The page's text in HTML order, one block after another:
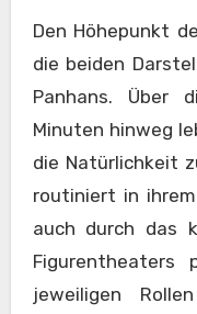
Den Höhepunkt
die beiden
Panhans. Über
Minuten hinweg
die Natürlichkeit
routiniert in
auch durch das
Figurentheaters
jeweiligen